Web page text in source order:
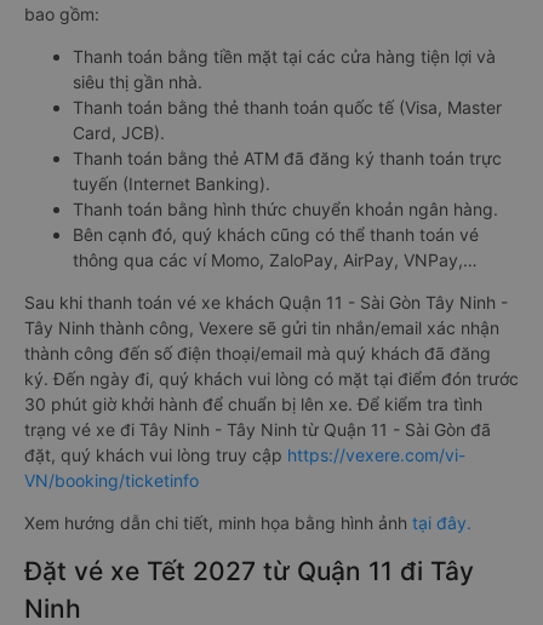
bao gồm:
Thanh toán bằng tiền mặt tại các cửa hàng tiện lợi và
siêu thị gần nhà.
Thanh toán bằng thẻ thanh toán quốc tế (Visa, Master
Card, JCB).
Thanh toán bằng thẻ ATM đã đăng ký thanh toán trực
tuyến (Internet Banking).
Thanh toán bằng hình thức chuyển khoản ngân hàng.
Bên cạnh đó, quý khách cũng có thể thanh toán vé
thông qua các ví Momo, ZaloPay, AirPay, VNPay,…
Sau khi thanh toán vé xe khách Quận 11 - Sài Gòn Tây Ninh -
Tây Ninh thành công, Vexere sẽ gửi tin nhắn/email xác nhận
thành công đến số điện thoại/email mà quý khách đã đăng
ký. Đến ngày đi, quý khách vui lòng có mặt tại điểm đón trước
30 phút giờ khởi hành để chuẩn bị lên xe. Để kiểm tra tình
trạng vé xe đi Tây Ninh - Tây Ninh từ Quận 11 - Sài Gòn đã
đặt, quý khách vui lòng truy cập https://vexere.com/vi-
VN/booking/ticketinfo
Xem hướng dẫn chi tiết, minh họa bằng hình ảnh tại đây.
Đặt vé xe Tết 2027 từ Quận 11 đi Tây
Ninh